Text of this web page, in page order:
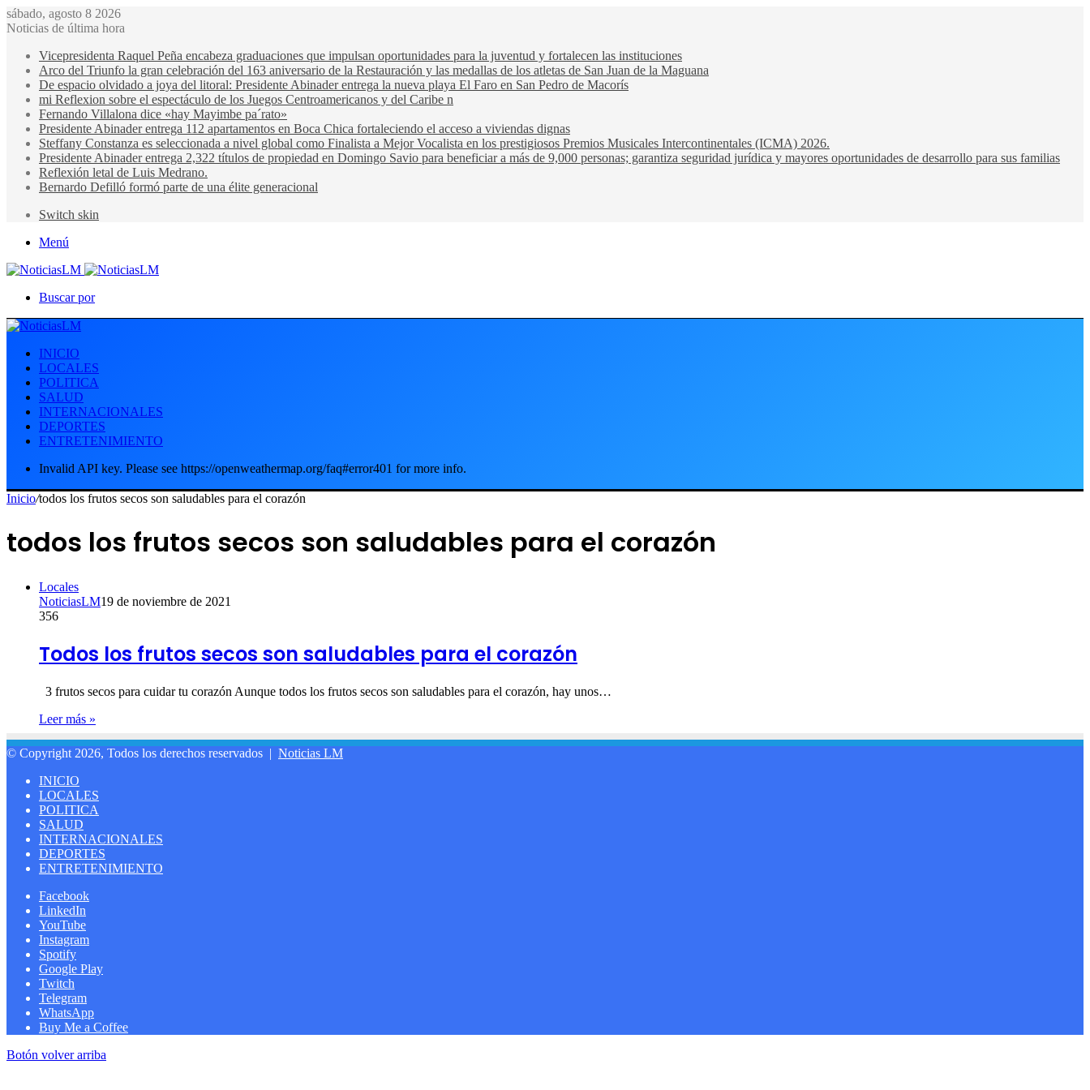
sábado, agosto 8 2026
Noticias de última hora
Vicepresidenta Raquel Peña encabeza graduaciones que impulsan oportunidades para la juventud y fortalecen las instituciones
Arco del Triunfo la gran celebración del 163 aniversario de la Restauración y las medallas de los atletas de San Juan de la Maguana
De espacio olvidado a joya del litoral: Presidente Abinader entrega la nueva playa El Faro en San Pedro de Macorís
mi Reflexion sobre el espectáculo de los Juegos Centroamericanos y del Caribe n
Fernando Villalona dice «hay Mayimbe pa´rato»
Presidente Abinader entrega 112 apartamentos en Boca Chica fortaleciendo el acceso a viviendas dignas
Steffany Constanza es seleccionada a nivel global como Finalista a Mejor Vocalista en los prestigiosos Premios Musicales Intercontinentales (ICMA) 2026.
Presidente Abinader entrega 2,322 títulos de propiedad en Domingo Savio para beneficiar a más de 9,000 personas; garantiza seguridad jurídica y mayores oportunidades de desarrollo para sus familias
Reflexión letal de Luis Medrano.
Bernardo Defilló formó parte de una élite generacional
Switch skin
Menú
Buscar por
INICIO
LOCALES
POLITICA
SALUD
INTERNACIONALES
DEPORTES
ENTRETENIMIENTO
Invalid API key. Please see https://openweathermap.org/faq#error401 for more info.
Inicio/todos los frutos secos son saludables para el corazón
todos los frutos secos son saludables para el corazón
Locales
NoticiasLM19 de noviembre de 2021
356
Todos los frutos secos son saludables para el corazón
3 frutos secos para cuidar tu corazón Aunque todos los frutos secos son saludables para el corazón, hay unos…
Leer más »
© Copyright 2026, Todos los derechos reservados | Noticias LM
INICIO
LOCALES
POLITICA
SALUD
INTERNACIONALES
DEPORTES
ENTRETENIMIENTO
Facebook
LinkedIn
YouTube
Instagram
Spotify
Google Play
Twitch
Telegram
WhatsApp
Buy Me a Coffee
Botón volver arriba